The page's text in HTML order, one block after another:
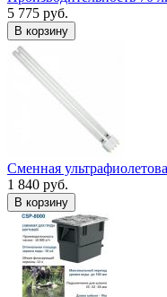
5 775 руб.
В корзину
Сменная
1 840 руб.
В корзину